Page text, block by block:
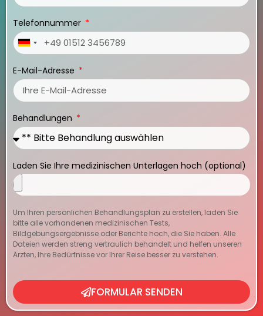
Telefonnummer
Germany
E-Mail-Adresse
Behandlungen
Laden Sie Ihre medizinischen Unterlagen hoch (optional)
Um Ihren persönlichen Behandlungsplan zu erstellen, laden Sie
bitte alle vorhandenen medizinischen Tests,
Bildgebungsergebnisse oder Berichte hoch, die Sie haben. Alle
Dateien werden streng vertraulich behandelt und helfen unseren
Ärzten, Ihre Bedürfnisse vor Ihrer Reise besser zu verstehen.
FORMULAR SENDEN